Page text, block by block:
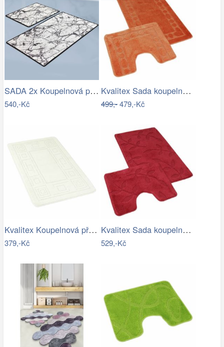
SADA 2x Koupelnová předložka MARBLE 60…
540,-Kč
Kvalitex Sada koupelnových předložek…
499,-479,-Kč
Kvalitex Koupelnová předložka Ornament…
379,-Kč
Kvalitex Sada koupelnových předložek…
529,-Kč